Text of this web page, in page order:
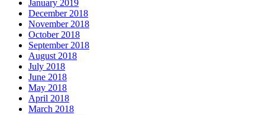
January 2019
December 2018
November 2018
October 2018
September 2018
August 2018
July 2018
June 2018
May 2018
April 2018
March 2018